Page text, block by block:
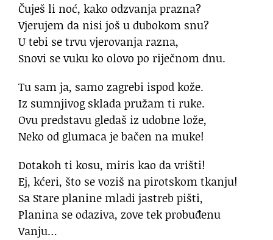
Čuješ li noć, kako odzvanja prazna?
Vjerujem da nisi još u dubokom snu?
U tebi se trvu vjerovanja razna,
Snovi se vuku ko olovo po riječnom dnu.
Tu sam ja, samo zagrebi ispod kože.
Iz sumnjivog sklada pružam ti ruke.
Ovu predstavu gledaš iz udobne lože,
Neko od glumaca je bačen na muke!
Dotakoh ti kosu, miris kao da vrišti!
Ej, kćeri, što se voziš na pirotskom tkanju!
Sa Stare planine mladi jastreb pišti,
Planina se odaziva, zove tek probuđenu
Vanju…